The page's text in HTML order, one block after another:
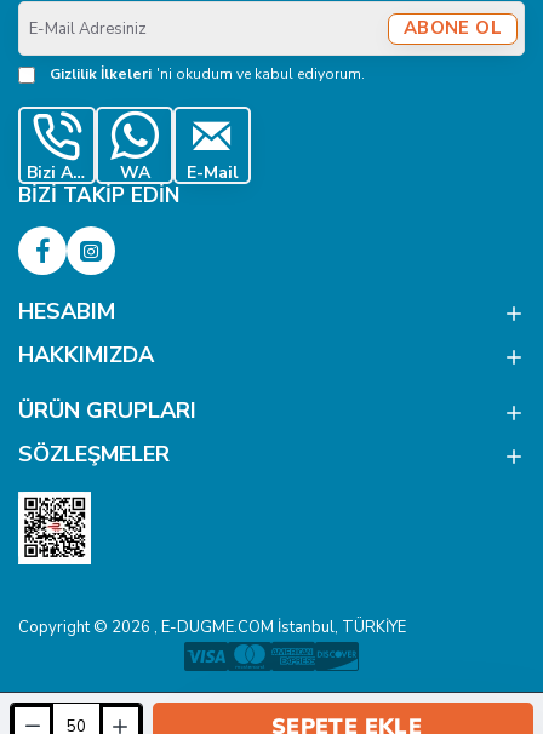
SEPETE EKLE
E-
Mail
Adresiniz
ABONE OL
Gizlilik İlkeleri 'ni okudum ve kabul ediyorum.
Bizi Ara WA E-Mail
BIZI TAKIP EDIN
HESABIM
HAKKIMIZDA
ÜRÜN GRUPLARI
SÖZLEŞMELER
Copyright © 2026 , E-DUGME.COM İstanbul, TÜRKİYE